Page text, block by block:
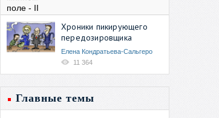
Хроники пикирующего
передозировщика
Елена Кондратьева-Сальгеро
11 364
Главные темы